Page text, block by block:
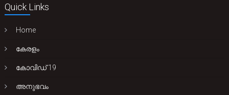
Quick Links
Home
കേരളം
കോവിഡ് 19
അനുഭവം